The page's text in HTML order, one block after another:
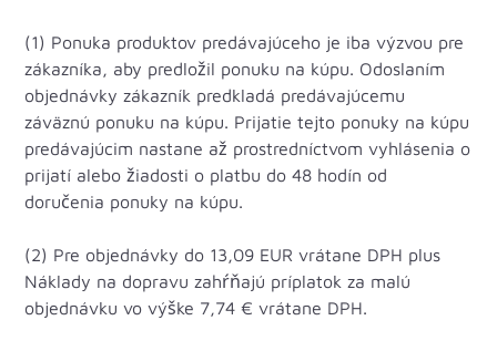
(1) Ponuka produktov predávajúceho je iba výzvou pre
zákazníka, aby predložil ponuku na kúpu. Odoslaním
objednávky zákazník predkladá predávajúcemu
záväznú ponuku na kúpu. Prijatie tejto ponuky na kúpu
predávajúcim nastane až prostredníctvom vyhlásenia o
prijatí alebo žiadosti o platbu do 48 hodín od
doručenia ponuky na kúpu.
(2) Pre objednávky do 13,09 EUR vrátane DPH plus
Náklady na dopravu zahŕňajú príplatok za malú
objednávku vo výške 7,74 € vrátane DPH.